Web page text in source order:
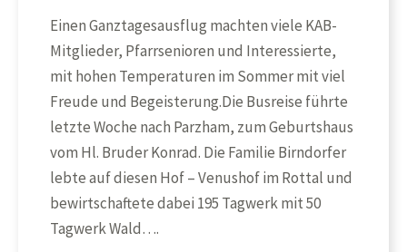
Einen Ganztagesausflug machten viele KAB-
Mitglieder, Pfarrsenioren und Interessierte,
mit hohen Temperaturen im Sommer mit viel
Freude und Begeisterung.Die Busreise führte
letzte Woche nach Parzham, zum Geburtshaus
vom Hl. Bruder Konrad. Die Familie Birndorfer
lebte auf diesen Hof – Venushof im Rottal und
bewirtschaftete dabei 195 Tagwerk mit 50
Tagwerk Wald….